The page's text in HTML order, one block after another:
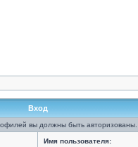
Вход
вы должны быть авторизованы.
Имя пользователя: